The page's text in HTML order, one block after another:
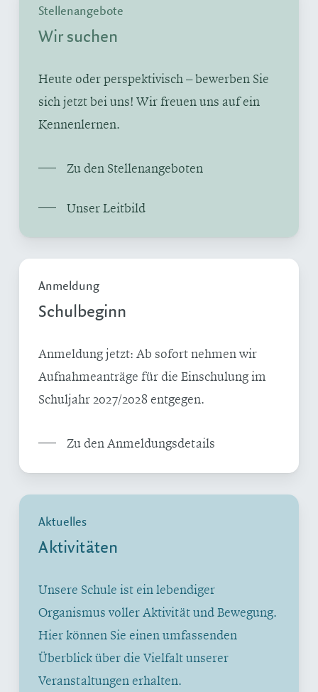
Stellenangebote
Wir suchen
Heute oder perspektivisch – bewerben Sie
sich jetzt bei uns! Wir freuen uns auf ein
Kennenlernen.
Zu den Stellenangeboten
Unser Leitbild
Anmeldung
Schulbeginn
Anmeldung jetzt: Ab sofort nehmen wir
Aufnahmeanträge für die Einschulung im
Schuljahr 2027/2028 entgegen.
Zu den Anmeldungsdetails
Aktuelles
Aktivitäten
Unsere Schule ist ein lebendiger
Organismus voller Aktivität und Bewegung.
Hier können Sie einen umfassenden
Überblick über die Vielfalt unserer
Veranstaltungen erhalten.